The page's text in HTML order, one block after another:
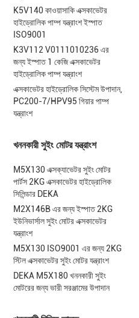
K5V140 কাওয়াসাকি এক্সকাভেটর
হাইড্রোলিক পাম্প যন্ত্রাংশ ইস্পাত
ISO9001
K3V112 V0111010236 এর
জন্য ইস্পাত 1 কেজি এক্সকাভেটর
হাইড্রোলিক পাম্প যন্ত্রাংশ
এক্সকাভেটর হাইড্রোলিক সিস্টেম উপাদান,
PC200-7/HPV95 গিয়ার পাম্প
যন্ত্রাংশ
খননকারী সুইং মোটর যন্ত্রাংশ
M5X130 এক্সক্যাভেটর সুইং মোটর
পার্টস 2KG এক্সকাভেটর হাইড্রোলিক
সিলিন্ডার DEKA
M2X146B এর জন্য ইস্পাত 2KG
ইউনিভার্সাল সুইং মোটর এক্সকাভেটর
যন্ত্রাংশ
M5X130 ISO9001 এর জন্য 2KG
স্টিল এক্সকাভেটর সুইং মোটর যন্ত্রাংশ
DEKA M5X180 খননকারী সুইং
মোটরের জন্য ভারী সরঞ্জামের উপাদান